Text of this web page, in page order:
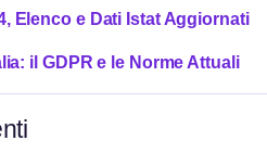
Elenco e Dati Istat Aggiornati
il GDPR e le Norme Attuali